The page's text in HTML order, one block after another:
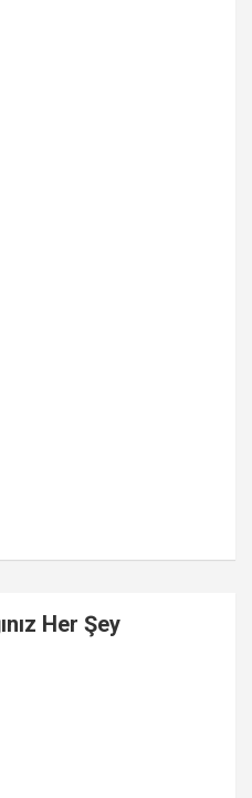
Her Şey